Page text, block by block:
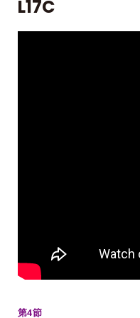
L17C
第4節